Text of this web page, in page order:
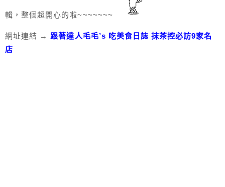
輯，整個超開心的啦~~~~~~~
網址連結 → 跟著達人毛毛’s 吃美食日誌 抹茶控必訪9家名
店